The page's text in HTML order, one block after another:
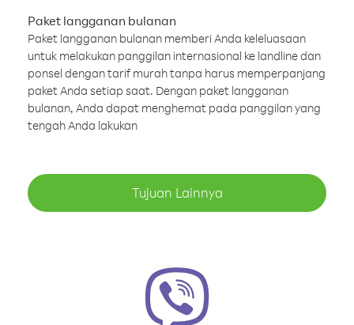
Paket langganan bulanan
Paket langganan bulanan memberi Anda keleluasaan
untuk melakukan panggilan internasional ke landline dan
ponsel dengan tarif murah tanpa harus memperpanjang
paket Anda setiap saat. Dengan paket langganan
bulanan, Anda dapat menghemat pada panggilan yang
tengah Anda lakukan
Tujuan Lainnya